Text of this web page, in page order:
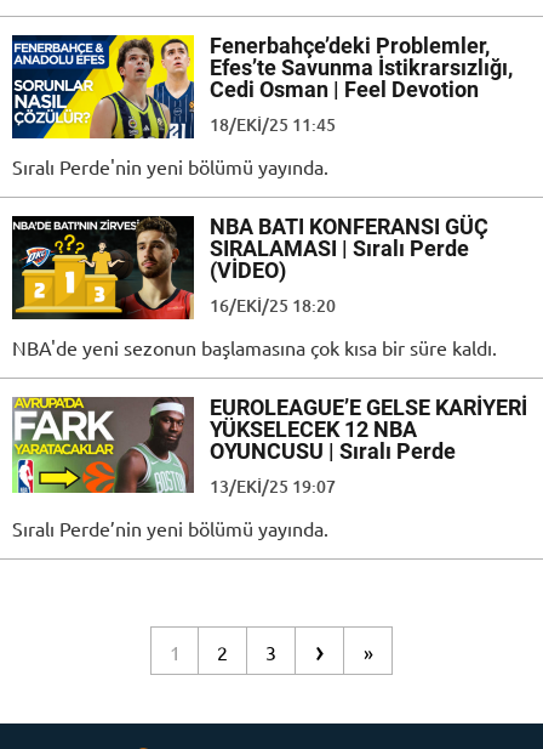
Fenerbahçe’deki Problemler,
Efes’te Savunma İstikrarsızlığı,
Cedi Osman | Feel Devotion
18/EKI/25 11:45
Sıralı Perde'nin yeni bölümü yayında.
NBA BATI KONFERANSI GÜÇ
SIRALAMASI | Sıralı Perde
(VİDEO)
16/EKI/25 18:20
NBA'de yeni sezonun başlamasına çok kısa bir süre kaldı.
EUROLEAGUE’E GELSE KARİYERİ
YÜKSELECEK 12 NBA
OYUNCUSU | Sıralı Perde
13/EKI/25 19:07
Sıralı Perde’nin yeni bölümü yayında.
1 2 3 › »